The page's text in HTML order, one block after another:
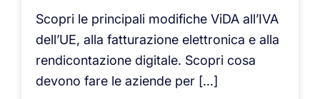
Scopri le principali modifiche ViDA all’IVA
dell’UE, alla fatturazione elettronica e alla
rendicontazione digitale. Scopri cosa
devono fare le aziende per […]